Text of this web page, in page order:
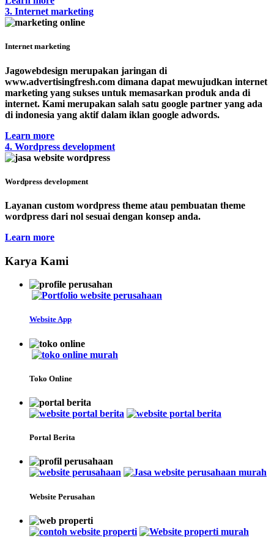
3. Internet marketing
Internet marketing
Jagowebdesign merupakan jaringan di
www.advertisingfresh.com dimana dapat mewujudkan internet
marketing yang sukses untuk memasarkan produk anda di
internet. Kami merupakan salah satu google partner yang ada
di indonesia yang aktif dalam iklan google adwords.
Learn more
4. Wordpress development
Wordpress development
Layanan custom wordpress theme atau pembuatan theme
wordpress dari nol sesuai dengan konsep anda.
Learn more
Karya Kami
Website App
Toko Online
Portal Berita
Website Perusahan